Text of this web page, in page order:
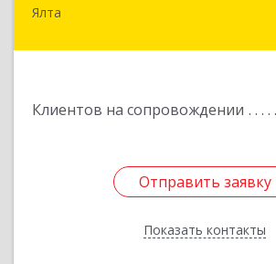
Ялта
Клиентов на сопровождении
Отправить заявку
Показать контакты
298600, Крым Респ, Ялта г,
Отправить заявку
Назад